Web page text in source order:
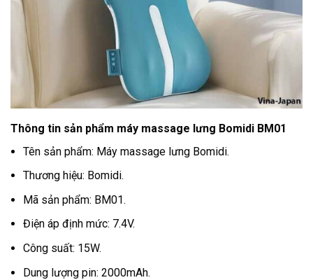
Thông tin sản phẩm máy massage lưng Bomidi BM01
Tên sản phẩm: Máy massage lưng Bomidi.
Thương hiệu: Bomidi.
Mã sản phẩm: BM01.
Điện áp định mức: 7.4V.
Công suất: 15W.
Dung lượng pin: 2000mAh.